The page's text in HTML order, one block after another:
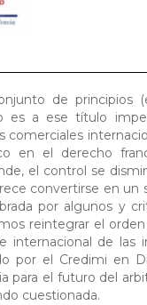
de
es a ese título
comerciales
en el derecho
el control se
convertirse en
por algunos y
reintegrar el
internacional de las
por el Credimi en
para el futuro del
cuestionada.